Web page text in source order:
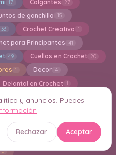
17 Colgantes 27
de ganchillo 15
33 Crochet Creativo 1
para Principantes 41
49 Cuellos en Crochet 20
1 Decor 4
Delantal en Crochet 1
Esponjas de baño en Crochet
32
47 Flores en crochet 156
Fundas en Crochet
3
y anuncios. Puedes
Rechazar Aceptar